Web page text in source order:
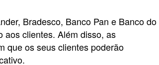
Bradesco, Banco Pan e Banco do
aos clientes. Além disso, as
que os seus clientes poderão